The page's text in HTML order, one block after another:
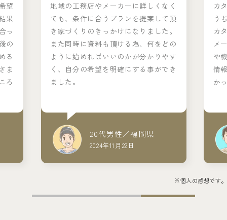
望
果
っ
の
る
ま
ろ
地域の工務店やメーカーに詳しくなく
ても、条件に合うプランを提案して頂
き家づくりのきっかけになりました。
また同時に資料も頂ける為、何をどの
ように始めればいいのかが分かりやす
く、自分の希望を明確にする事ができ
ました。
20代男性／福岡県
2024年11月22日
カ
う
カ
メ
や
情
か
※個人の感想です。